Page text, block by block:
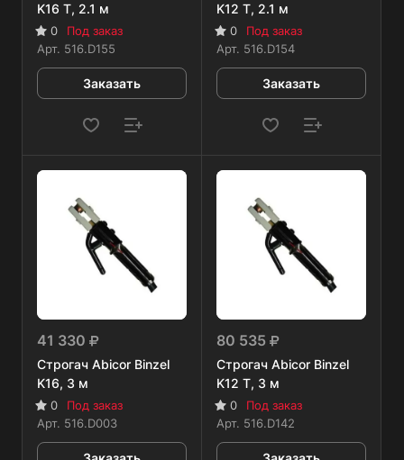
K16 T, 2.1 м
0
Под заказ
Арт. 516.D155
Заказать
K12 T, 2.1 м
0
Под заказ
Арт. 516.D154
Заказать
41 330
Строгач Abicor Binzel
K16, 3 м
0
Под заказ
Арт. 516.D003
80 535
Строгач Abicor Binzel
K12 T, 3 м
0
Под заказ
Арт. 516.D142